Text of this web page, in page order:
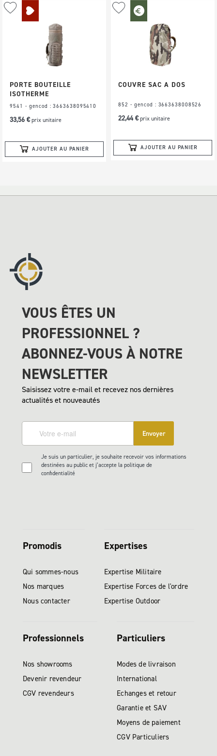
PORTE BOUTEILLE
ISOTHERME
9541 - gencod : 3663638095410
33,56 €prix unitaire
AJOUTER AU PANIER
Ajouter
COUVRE SAC A DOS
852 - gencod : 3663638008526
22,44 €prix unitaire
AJOUTER AU PANIER
Ajouter
VOUS ÊTES UN
PROFESSIONNEL ?
ABONNEZ-VOUS À NOTRE
NEWSLETTER
Saisissez votre e-mail et recevez nos dernières
actualités et nouveautés
Envoyer
Je suis un particulier, je souhaite recevoir vos informations
destinées au public et j’accepte la politique de
confidentialité
Promodis
Qui sommes-nous
Nos marques
Nous contacter
Expertises
Expertise Militaire
Expertise Forces de l'ordre
Expertise Outdoor
Professionnels
Nos showrooms
Devenir revendeur
CGV revendeurs
Particuliers
Modes de livraison
International
Echanges et retour
Garantie et SAV
Moyens de paiement
CGV Particuliers